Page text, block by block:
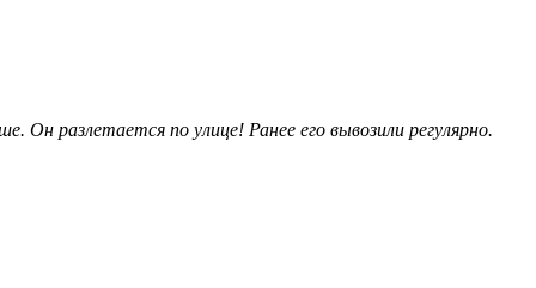
разлетается по улице! Ранее его вывозили регулярно.